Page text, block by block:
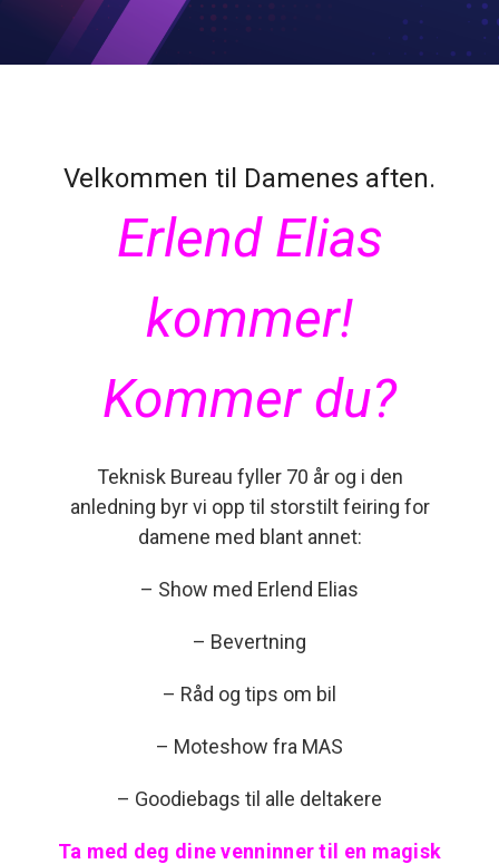
Velkommen til Damenes aften.
Erlend Elias
kommer!
Kommer du?
Teknisk Bureau fyller 70 år og i den
anledning byr vi opp til storstilt feiring for
damene med blant annet:
– Show med Erlend Elias
– Bevertning
– Råd og tips om bil
– Moteshow fra MAS
– Goodiebags til alle deltakere
Ta med deg dine venninner til en magisk